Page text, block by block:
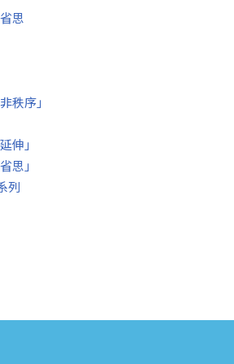
思
秩序」
伸」
思」
列